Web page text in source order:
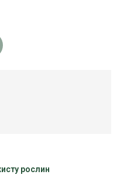
рослин